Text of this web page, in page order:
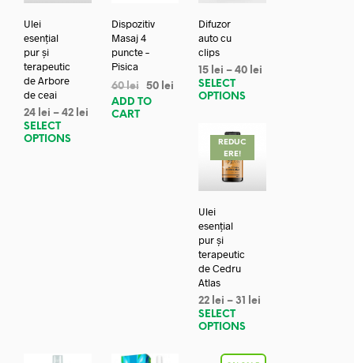
Ulei
esențial
pur și
terapeutic
de Arbore
de ceai
24 lei – 42 lei
SELECT
OPTIONS
Dispozitiv
Masaj 4
puncte –
Pisica
60lei 50 lei
ADD TO
CART
Difuzor
auto cu
clips
15 lei –40 lei
SELECT
OPTIONS
REDUC
ERE!
Ulei
esențial
pur și
terapeutic
de Cedru
Atlas
22 lei –31
lei
SELECT
OPTIONS